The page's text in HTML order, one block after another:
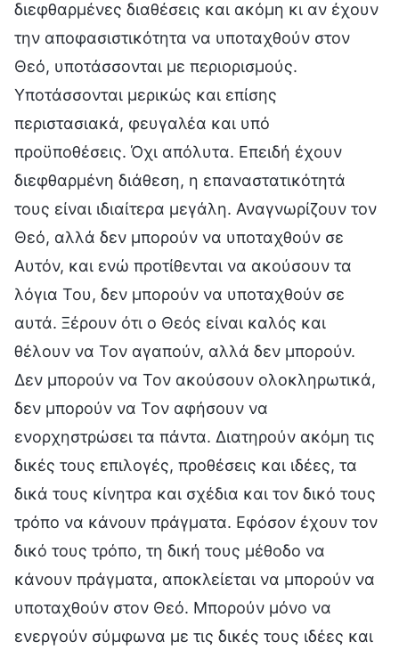
διεφθαρμένες διαθέσεις και ακόμη κι αν έχουν
την αποφασιστικότητα να υποταχθούν στον
Θεό, υποτάσσονται με περιορισμούς.
Υποτάσσονται μερικώς και επίσης
περιστασιακά, φευγαλέα και υπό
προϋποθέσεις. Όχι απόλυτα. Επειδή έχουν
διεφθαρμένη διάθεση, η επαναστατικότητά
τους είναι ιδιαίτερα μεγάλη. Αναγνωρίζουν τον
Θεό, αλλά δεν μπορούν να υποταχθούν σε
Αυτόν, και ενώ προτίθενται να ακούσουν τα
λόγια Του, δεν μπορούν να υποταχθούν σε
αυτά. Ξέρουν ότι ο Θεός είναι καλός και
θέλουν να Τον αγαπούν, αλλά δεν μπορούν.
Δεν μπορούν να Τον ακούσουν ολοκληρωτικά,
δεν μπορούν να Τον αφήσουν να
ενορχηστρώσει τα πάντα. Διατηρούν ακόμη τις
δικές τους επιλογές, προθέσεις και ιδέες, τα
δικά τους κίνητρα και σχέδια και τον δικό τους
τρόπο να κάνουν πράγματα. Εφόσον έχουν τον
δικό τους τρόπο, τη δική τους μέθοδο να
κάνουν πράγματα, αποκλείεται να μπορούν να
υποταχθούν στον Θεό. Μπορούν μόνο να
ενεργούν σύμφωνα με τις δικές τους ιδέες και